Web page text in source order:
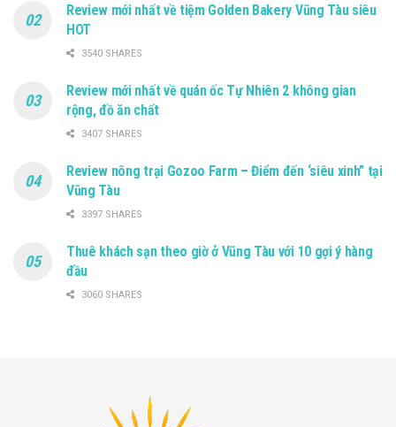
Review mới nhất về tiệm Golden Bakery Vũng Tàu siêu
HOT
3540 SHARES
Review mới nhất về quán ốc Tự Nhiên 2 không gian
rộng, đồ ăn chất
3407 SHARES
Review nông trại Gozoo Farm – Điểm đến ‘siêu xinh” tại
Vũng Tàu
3397 SHARES
Thuê khách sạn theo giờ ở Vũng Tàu với 10 gợi ý hàng
đầu
3060 SHARES